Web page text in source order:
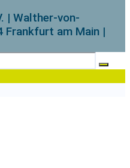
| Walther-von-
Frankfurt am Main |